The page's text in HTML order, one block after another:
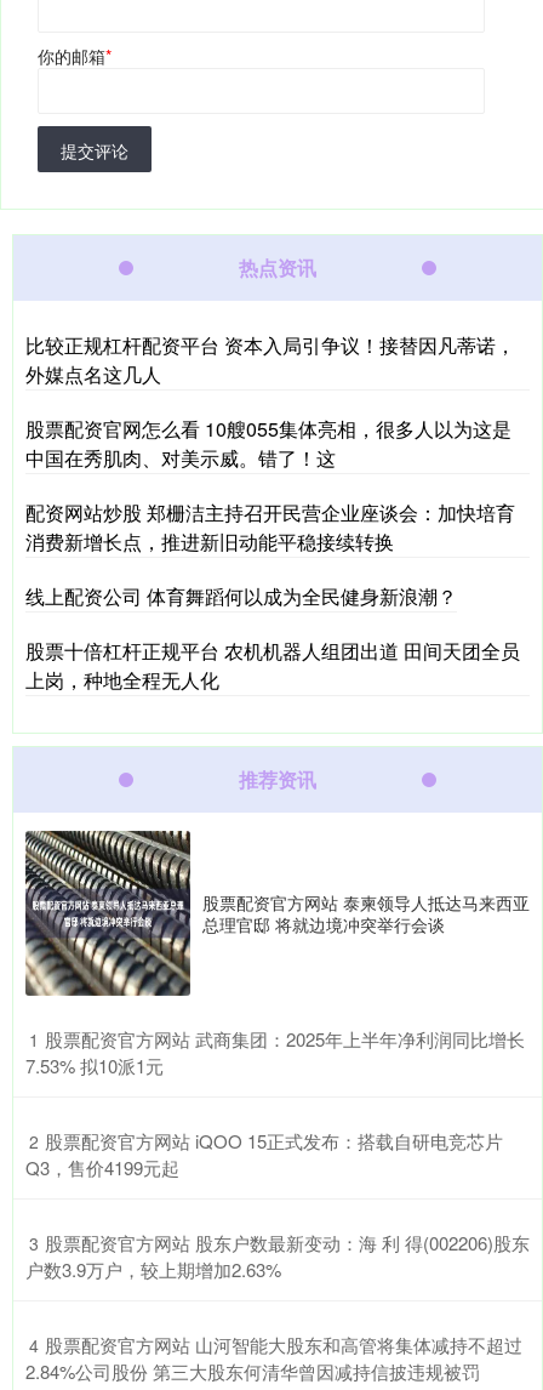
你的邮箱*
提交评论
热点资讯
比较正规杠杆配资平台 资本入局引争议！接替因凡蒂诺，
外媒点名这几人
股票配资官网怎么看 10艘055集体亮相，很多人以为这是
中国在秀肌肉、对美示威。错了！这
配资网站炒股 郑栅洁主持召开民营企业座谈会：加快培育
消费新增长点，推进新旧动能平稳接续转换
线上配资公司 体育舞蹈何以成为全民健身新浪潮？
股票十倍杠杆正规平台 农机机器人组团出道 田间天团全员
上岗，种地全程无人化
推荐资讯
股票配资官方网站 泰柬领导人抵达马来西亚
总理官邸 将就边境冲突举行会谈
1 ​股票配资官方网站 武商集团：2025年上半年净利润同比增长
7.53% 拟10派1元
2 ​股票配资官方网站 iQOO 15正式发布：搭载自研电竞芯片
Q3，售价4199元起
3 ​股票配资官方网站 股东户数最新变动：海 利 得(002206)股东
户数3.9万户，较上期增加2.63%
4 ​股票配资官方网站 山河智能大股东和高管将集体减持不超过
2.84%公司股份 第三大股东何清华曾因减持信披违规被罚